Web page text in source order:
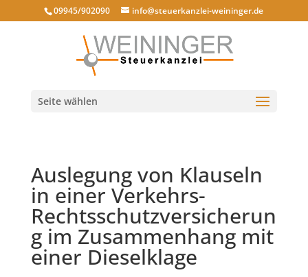
09945/902090 info@steuerkanzlei-weininger.de
Seite wählen
Auslegung von Klauseln
in einer Verkehrs-
Rechtsschutzversicherun
g im Zusammenhang mit
einer Dieselklage